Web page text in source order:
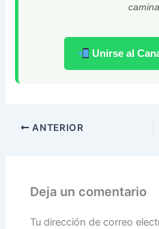
Unirse al
ANTERIOR
Deja un comentario
Tu dirección de correo